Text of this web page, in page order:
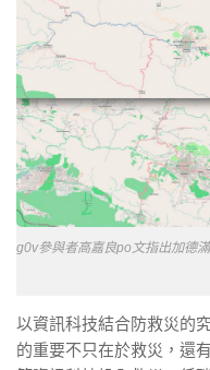
g0v參與者高嘉良po文指出加德
以資訊科技結合防救災的
的重要不只在於救災，還